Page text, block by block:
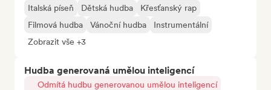
Italská píseň Dětská hudba
Křesťanský rap
Filmová hudba
Vánoční hudba
Instrumentální
Zobrazit vše +3
Hudba generovaná umělou inteligencí
Odmítá hudbu generovanou umělou inteligencí